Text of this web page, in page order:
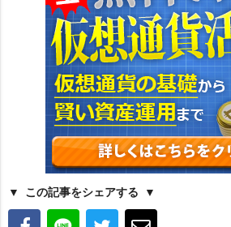
この記事をシェアする